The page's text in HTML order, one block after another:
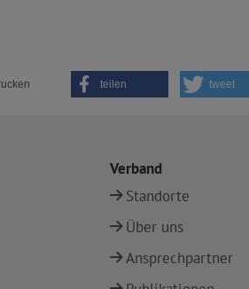
teilen tweet
Verband
Standorte
Über uns
Ansprechpartner